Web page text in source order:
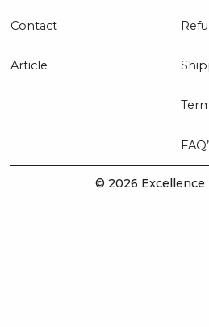
Contact
Article
© 2026 Excellence